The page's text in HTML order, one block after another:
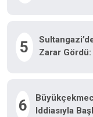
5
Zarar Gördü:
6
Iddiasıyla